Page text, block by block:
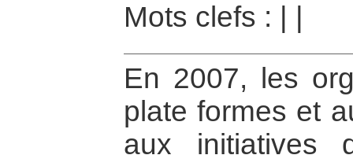
Mots clefs :
En 2007, les
plate formes et
aux initiatives